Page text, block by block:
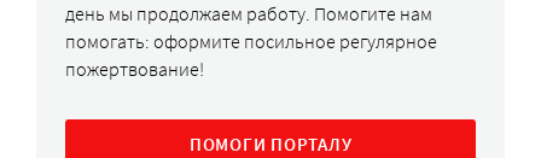
день мы продолжаем работу. Помогите нам
помогать: оформите посильное регулярное
пожертвование!
ПОМОГИ ПОРТАЛУ